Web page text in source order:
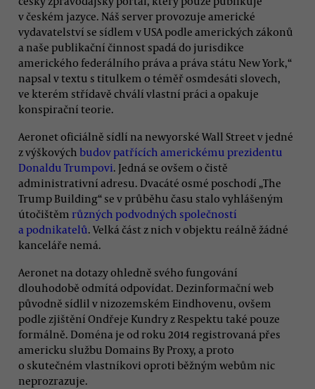
v českém jazyce. Náš server provozuje americké
vydavatelství se sídlem v USA podle amerických zákonů
a naše publikační činnost spadá do jurisdikce
amerického federálního práva a práva státu New York,“
napsal v textu s titulkem o téměř osmdesáti slovech,
ve kterém střídavě chválí vlastní práci a opakuje
konspirační teorie.
Aeronet oficiálně sídlí na newyorské Wall Street v jedné
z výškových budov patřících americkému prezidentu
Donaldu Trumpovi. Jedná se ovšem o čistě
administrativní adresu. Dvacáté osmé poschodí „The
Trump Building“ se v průběhu času stalo vyhlášeným
útočištěm různých podvodných společností
a podnikatelů. Velká část z nich v objektu reálně žádné
kanceláře nemá.
Aeronet na dotazy ohledně svého fungování
dlouhodobě odmítá odpovídat. Dezinformační web
původně sídlil v nizozemském Eindhovenu, ovšem
podle zjištění Ondřeje Kundry z Respektu také pouze
formálně. Doména je od roku 2014 registrovaná přes
americku službu Domains By Proxy, a proto
o skutečném vlastníkovi oproti běžným webům nic
neprozrazuje.